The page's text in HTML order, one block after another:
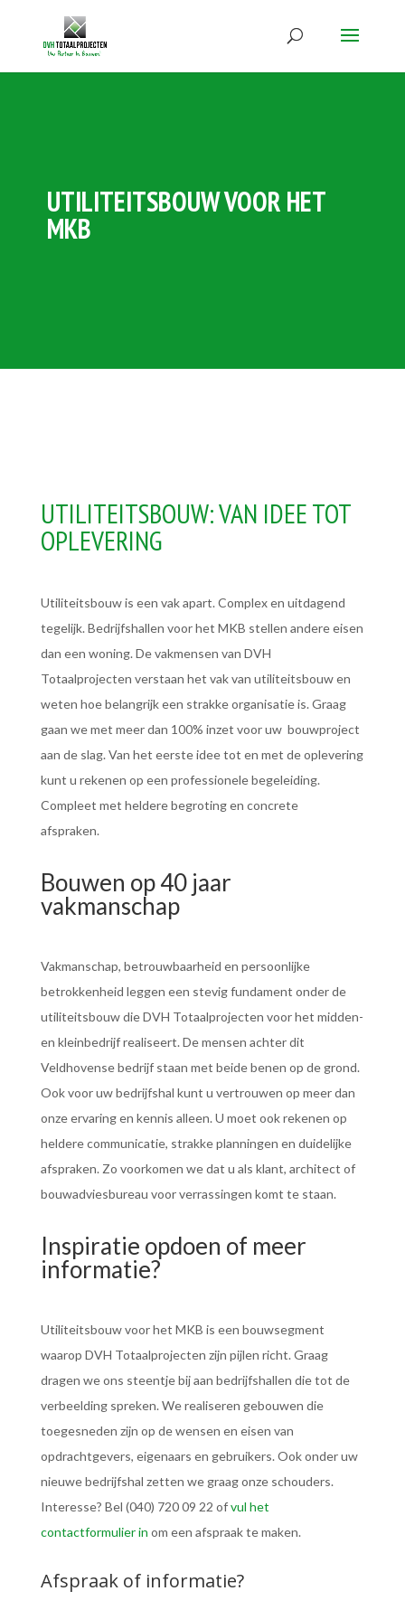
UTILITEITSBOUW VOOR HET
MKB
UTILITEITSBOUW: VAN IDEE TOT
OPLEVERING
Utiliteitsbouw is een vak apart. Complex en uitdagend
tegelijk. Bedrijfshallen voor het MKB stellen andere eisen
dan een woning. De vakmensen van DVH
Totaalprojecten verstaan het vak van utiliteitsbouw en
weten hoe belangrijk een strakke organisatie is. Graag
gaan we met meer dan 100% inzet voor uw bouwproject
aan de slag. Van het eerste idee tot en met de oplevering
kunt u rekenen op een professionele begeleiding.
Compleet met heldere begroting en concrete
afspraken.
Bouwen op 40 jaar
vakmanschap
Vakmanschap, betrouwbaarheid en persoonlijke
betrokkenheid leggen een stevig fundament onder de
utiliteitsbouw die DVH Totaalprojecten voor het midden-
en kleinbedrijf realiseert. De mensen achter dit
Veldhovense bedrijf staan met beide benen op de grond.
Ook voor uw bedrijfshal kunt u vertrouwen op meer dan
onze ervaring en kennis alleen. U moet ook rekenen op
heldere communicatie, strakke planningen en duidelijke
afspraken. Zo voorkomen we dat u als klant, architect of
bouwadviesbureau voor verrassingen komt te staan.
Inspiratie opdoen of meer
informatie?
Utiliteitsbouw voor het MKB is een bouwsegment
waarop DVH Totaalprojecten zijn pijlen richt. Graag
dragen we ons steentje bij aan bedrijfshallen die tot de
verbeelding spreken. We realiseren gebouwen die
toegesneden zijn op de wensen en eisen van
opdrachtgevers, eigenaars en gebruikers. Ook onder uw
nieuwe bedrijfshal zetten we graag onze schouders.
Interesse? Bel (040) 720 09 22 ofvul het
contactformulier in om een afspraak te maken.
Afspraak of informatie?